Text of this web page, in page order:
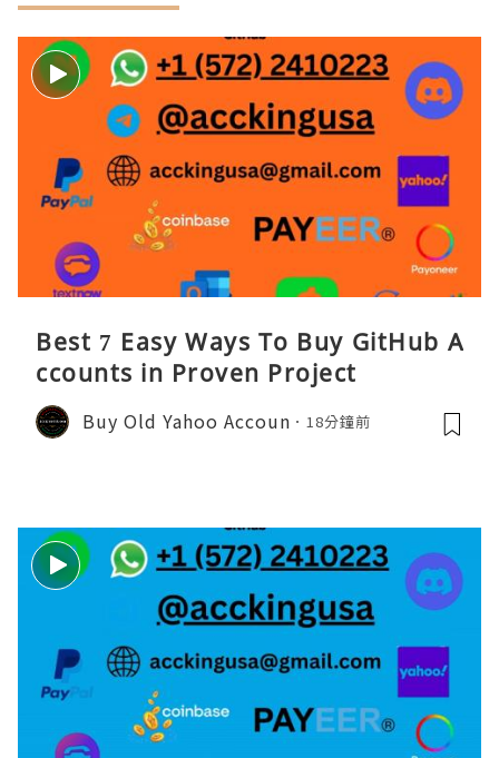
Best 7 Easy Ways To Buy GitHub A
ccounts in Proven Project
Buy Old Yahoo Accoun 18分鐘前